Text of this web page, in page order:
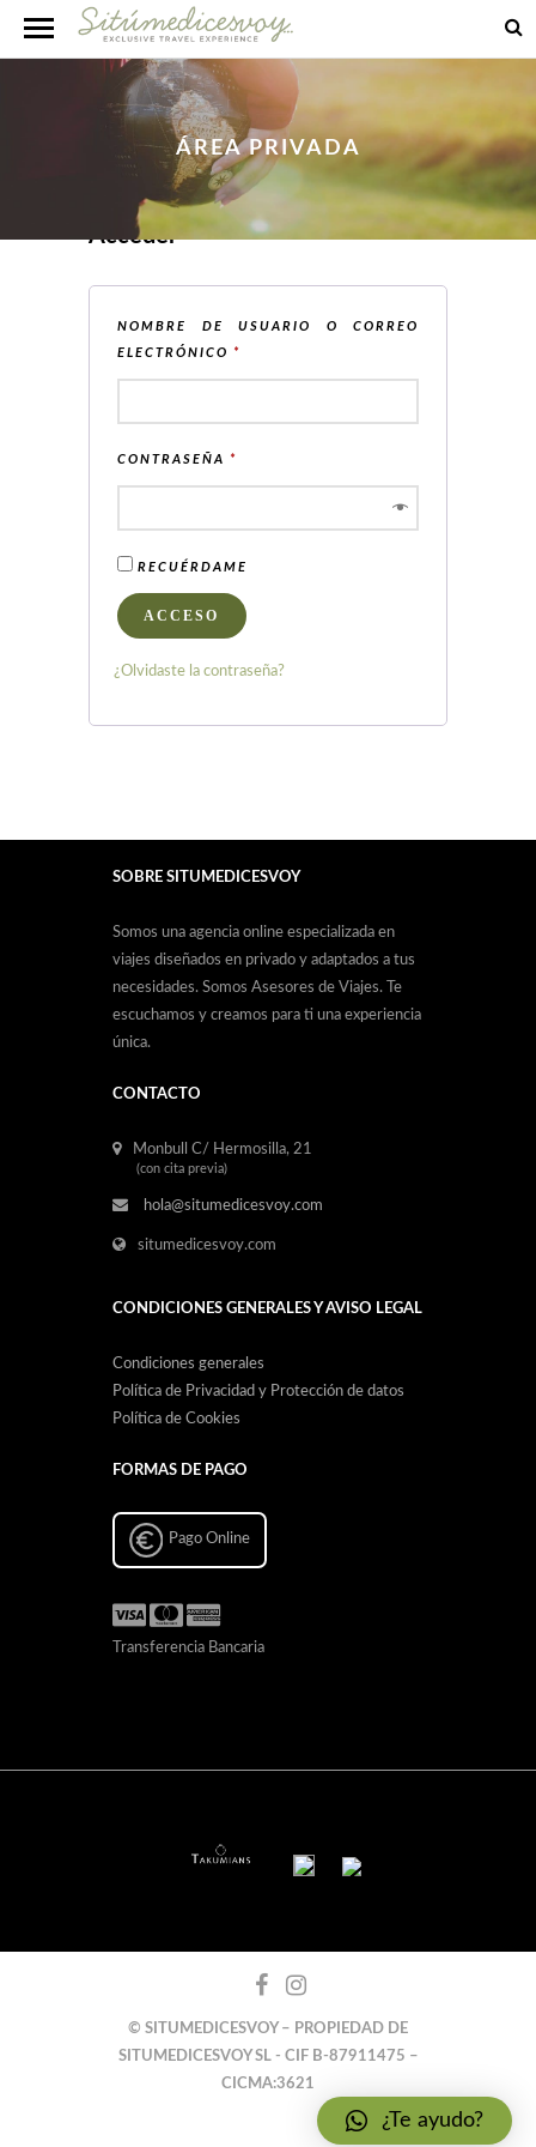
ÁREA PRIVADA
Acceder
NOMBRE DE USUARIO O CORREO
ELECTRÓNICO *
CONTRASEÑA *
RECUÉRDAME
ACCESO
¿Olvidaste la contraseña?
SOBRE SITUMEDICESVOY
Somos una agencia online especializada en
viajes diseñados en privado y adaptados a tus
necesidades. Somos Asesores de Viajes. Te
escuchamos y creamos para ti una experiencia
única.
CONTACTO
Monbull C/ Hermosilla, 21
(con cita previa)
hola@situmedicesvoy.com
situmedicesvoy.com
CONDICIONES GENERALES Y AVISO LEGAL
Condiciones generales
Política de Privacidad y Protección de datos
Política de Cookies
FORMAS DE PAGO
Pago Online
Transferencia Bancaria
© SITUMEDICESVOY – PROPIEDAD DE
SITUMEDICESVOY SL - CIF B-87911475 –
CICMA:3621
¿Te ayudo?